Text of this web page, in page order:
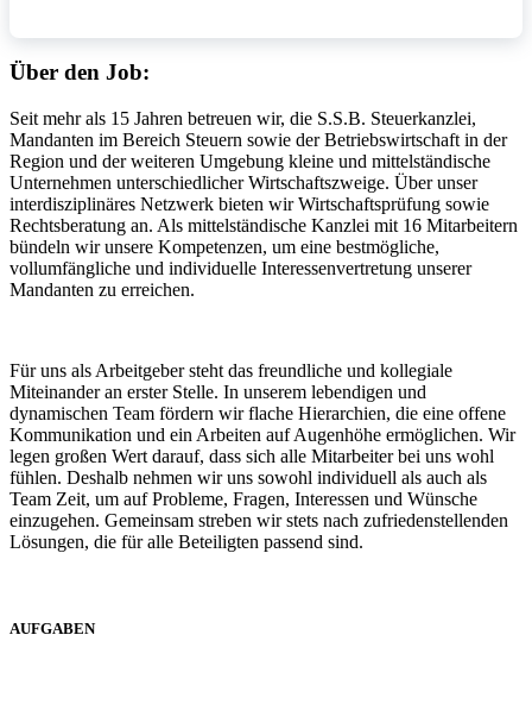
Über den Job:
Seit mehr als 15 Jahren betreuen wir, die S.S.B. Steuerkanzlei,
Mandanten im Bereich Steuern sowie der Betriebswirtschaft in der
Region und der weiteren Umgebung kleine und mittelständische
Unternehmen unterschiedlicher Wirtschaftszweige. Über unser
interdisziplinäres Netzwerk bieten wir Wirtschaftsprüfung sowie
Rechtsberatung an. Als mittelständische Kanzlei mit 16 Mitarbeitern
bündeln wir unsere Kompetenzen, um eine bestmögliche,
vollumfängliche und individuelle Interessenvertretung unserer
Mandanten zu erreichen.
Für uns als Arbeitgeber steht das freundliche und kollegiale
Miteinander an erster Stelle. In unserem lebendigen und
dynamischen Team fördern wir flache Hierarchien, die eine offene
Kommunikation und ein Arbeiten auf Augenhöhe ermöglichen. Wir
legen großen Wert darauf, dass sich alle Mitarbeiter bei uns wohl
fühlen. Deshalb nehmen wir uns sowohl individuell als auch als
Team Zeit, um auf Probleme, Fragen, Interessen und Wünsche
einzugehen. Gemeinsam streben wir stets nach zufriedenstellenden
Lösungen, die für alle Beteiligten passend sind.
AUFGABEN